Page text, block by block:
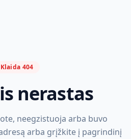
Klaida 404
nerastas
neegzistuoja arba buvo
arba grįžkite į pagrindinį